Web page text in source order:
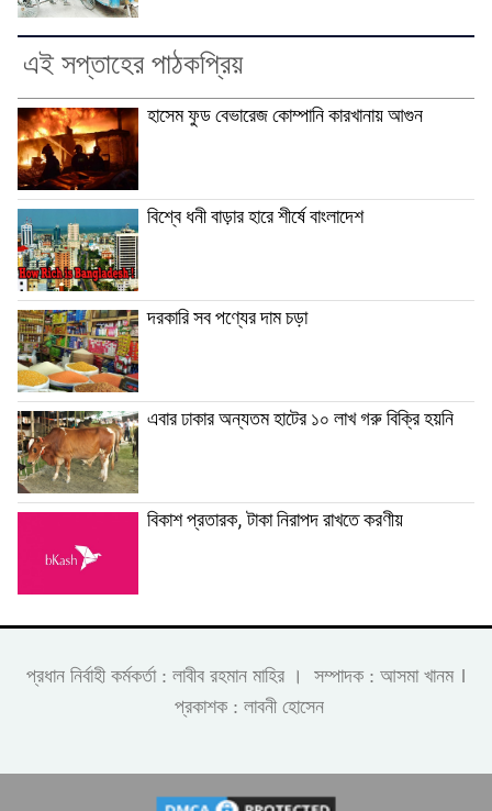
এই সপ্তাহের পাঠকপ্রিয়
হাসেম ফুড বেভারেজ কোম্পানি কারখানায় আগুন
বিশ্বে ধনী বাড়ার হারে শীর্ষে বাংলাদেশ
দরকারি সব পণ্যের দাম চড়া
এবার ঢাকার অন্যতম হাটের ১০ লাখ গরু বিক্রি হয়নি
বিকাশ প্রতারক, টাকা নিরাপদ রাখতে করণীয়
প্রধান নির্বাহী কর্মকর্তা : লাবীব রহমান মাহির । সম্পাদক : আসমা খানম ।
প্রকাশক : লাবনী হোসেন